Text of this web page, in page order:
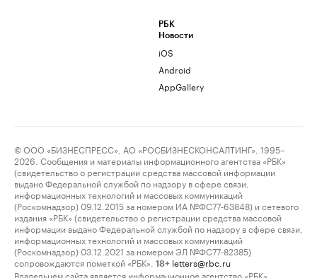
РБК
Новости
iOS
Android
AppGallery
© ООО «БИЗНЕСПРЕСС», АО «РОСБИЗНЕСКОНСАЛТИНГ», 1995–
2026. Сообщения и материалы информационного агентства «РБК»
(свидетельство о регистрации средства массовой информации
выдано Федеральной службой по надзору в сфере связи,
информационных технологий и массовых коммуникаций
(Роскомнадзор) 09.12.2015 за номером ИА №ФС77-63848) и сетевого
издания «РБК» (свидетельство о регистрации средства массовой
информации выдано Федеральной службой по надзору в сфере связи,
информационных технологий и массовых коммуникаций
(Роскомнадзор) 03.12.2021 за номером ЭЛ №ФС77-82385)
сопровождаются пометкой «РБК».
18+ letters@rbc.ru
Владельцем сайта является информационное агентство «РБК».